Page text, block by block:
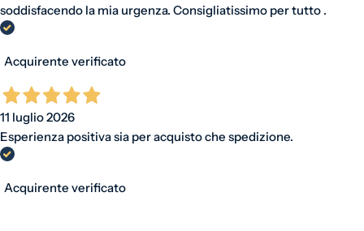
soddisfacendo la mia urgenza. Consigliatissimo per tutto .
Acquirente verificato
11 luglio 2026
Esperienza positiva sia per acquisto che spedizione.
Acquirente verificato